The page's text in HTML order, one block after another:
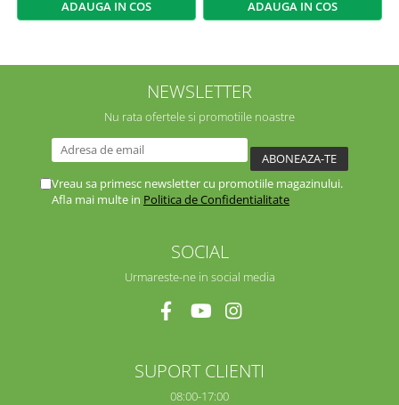
ADAUGA IN COS ADAUGA IN COS
NEWSLETTER
Nu rata ofertele si promotiile noastre
Vreau sa primesc newsletter cu promotiile magazinului.
Afla mai multe in Politica de Confidentialitate
SOCIAL
Urmareste-ne in social media
SUPORT CLIENTI
08:00-17:00